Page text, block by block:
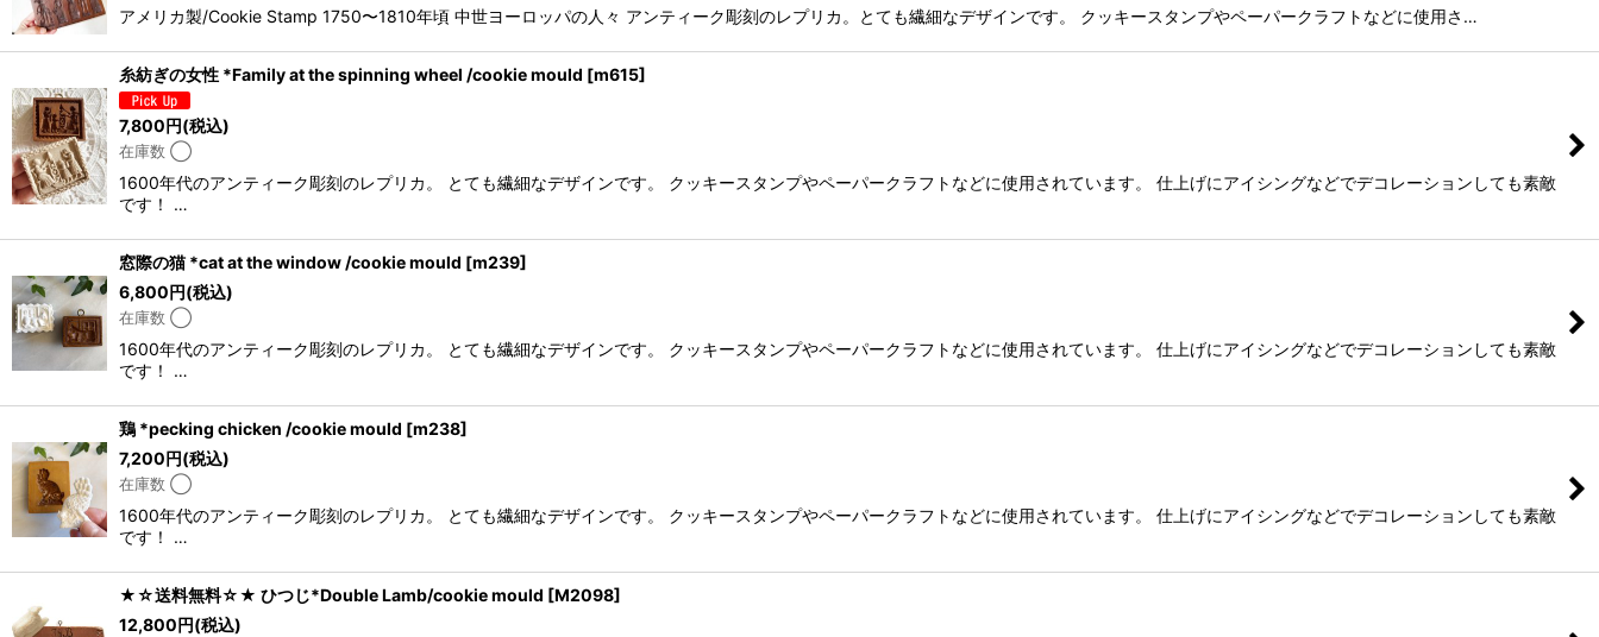
アメリカ製/Cookie Stamp 1750〜1810年頃 中世ヨーロッパの人々 アンティーク彫刻のレプリカ。とても繊細なデザインです。 クッキースタンプやペーパークラフトなどに使用さ…
糸紡ぎの女性 *Family at the spinning wheel /cookie mould [m615]
7,800円(税込)
在庫数 ◯
1600年代のアンティーク彫刻のレプリカ。 とても繊細なデザインです。 クッキースタンプやペーパークラフトなどに使用されています。 仕上げにアイシングなどでデコレーションしても素敵
です！ …
窓際の猫 *cat at the window /cookie mould [m239]
6,800円(税込)
在庫数 ◯
1600年代のアンティーク彫刻のレプリカ。 とても繊細なデザインです。 クッキースタンプやペーパークラフトなどに使用されています。 仕上げにアイシングなどでデコレーションしても素敵
です！ …
鶏 *pecking chicken /cookie mould [m238]
7,200円(税込)
在庫数 ◯
1600年代のアンティーク彫刻のレプリカ。 とても繊細なデザインです。 クッキースタンプやペーパークラフトなどに使用されています。 仕上げにアイシングなどでデコレーションしても素敵
です！ …
★☆送料無料☆★ ひつじ*Double Lamb/cookie mould [M2098]
12,800円(税込)